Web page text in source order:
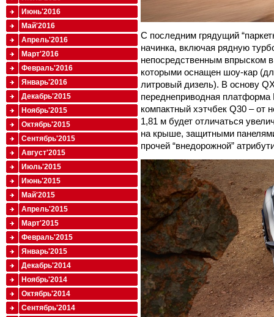
С последним грядущий
начинка, включая рядную
непосредственным впрыском
которыми оснащен шоу-кар
литровый дизель). В основу
переднеприводная платформа
компактный хэтчбек Q30 – от
1,81 м будет отличаться
на крыше, защитными
прочей “внедорожной”
Июнь'2016
Май'2016
Апрель'2016
Март'2016
Февраль'2016
Январь'2016
Декабрь'2015
Ноябрь'2015
Октябрь'2015
Сентябрь'2015
Август'2015
Июль'2015
Июнь'2015
Май'2015
Апрель'2015
Март'2015
Февраль'2015
Январь'2015
Декабрь'2014
Ноябрь'2014
Октябрь'2014
Сентябрь'2014